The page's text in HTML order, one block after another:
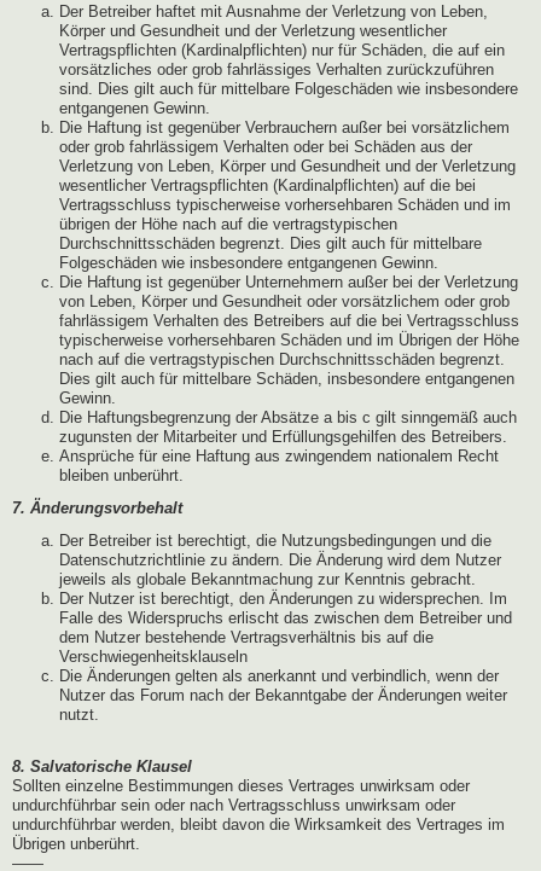
Der Betreiber haftet mit Ausnahme der Verletzung von Leben,
Körper und Gesundheit und der Verletzung wesentlicher
Vertragspflichten (Kardinalpflichten) nur für Schäden, die auf ein
vorsätzliches oder grob fahrlässiges Verhalten zurückzuführen
sind. Dies gilt auch für mittelbare Folgeschäden wie insbesondere
entgangenen Gewinn.
Die Haftung ist gegenüber Verbrauchern außer bei vorsätzlichem
oder grob fahrlässigem Verhalten oder bei Schäden aus der
Verletzung von Leben, Körper und Gesundheit und der Verletzung
wesentlicher Vertragspflichten (Kardinalpflichten) auf die bei
Vertragsschluss typischerweise vorhersehbaren Schäden und im
übrigen der Höhe nach auf die vertragstypischen
Durchschnittsschäden begrenzt. Dies gilt auch für mittelbare
Folgeschäden wie insbesondere entgangenen Gewinn.
Die Haftung ist gegenüber Unternehmern außer bei der Verletzung
von Leben, Körper und Gesundheit oder vorsätzlichem oder grob
fahrlässigem Verhalten des Betreibers auf die bei Vertragsschluss
typischerweise vorhersehbaren Schäden und im Übrigen der Höhe
nach auf die vertragstypischen Durchschnittsschäden begrenzt.
Dies gilt auch für mittelbare Schäden, insbesondere entgangenen
Gewinn.
Die Haftungsbegrenzung der Absätze a bis c gilt sinngemäß auch
zugunsten der Mitarbeiter und Erfüllungsgehilfen des Betreibers.
Ansprüche für eine Haftung aus zwingendem nationalem Recht
bleiben unberührt.
7. Änderungsvorbehalt
Der Betreiber ist berechtigt, die Nutzungsbedingungen und die
Datenschutzrichtlinie zu ändern. Die Änderung wird dem Nutzer
jeweils als globale Bekanntmachung zur Kenntnis gebracht.
Der Nutzer ist berechtigt, den Änderungen zu widersprechen. Im
Falle des Widerspruchs erlischt das zwischen dem Betreiber und
dem Nutzer bestehende Vertragsverhältnis bis auf die
Verschwiegenheitsklauseln
Die Änderungen gelten als anerkannt und verbindlich, wenn der
Nutzer das Forum nach der Bekanntgabe der Änderungen weiter
nutzt.
8. Salvatorische Klausel
Sollten einzelne Bestimmungen dieses Vertrages unwirksam oder
undurchführbar sein oder nach Vertragsschluss unwirksam oder
undurchführbar werden, bleibt davon die Wirksamkeit des Vertrages im
Übrigen unberührt.
——